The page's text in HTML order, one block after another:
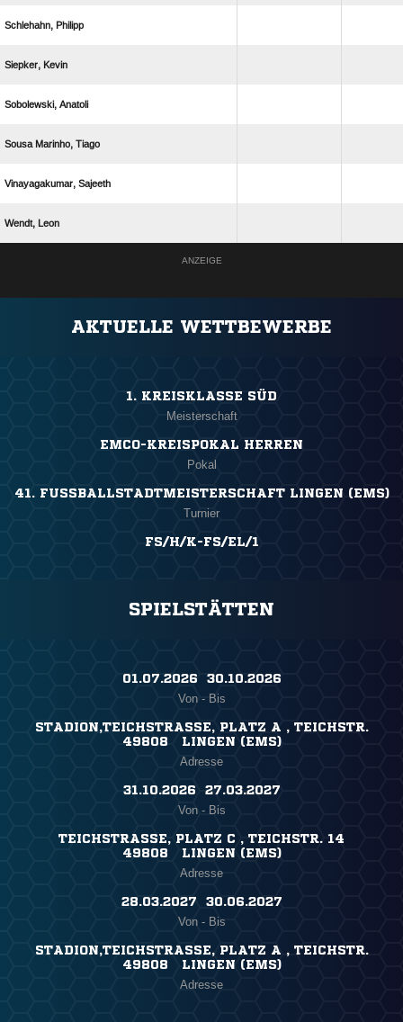
 
 
 
  
 
 
ANZEIGE
AKTUELLE WETTBEWERBE
1. KREISKLASSE SÜD
Meisterschaft
EMCO-KREISPOKAL HERREN
Pokal
41. FUSSBALLSTADTMEISTERSCHAFT LINGEN (EMS)
Turnier
FS/H/K-FS/EL/1
SPIELSTÄTTEN
01.07.2026 ​ 30.10.2026
Von - Bis
STADION,TEICHSTRASSE, PLATZ A , TEICHSTR.
49808 LINGEN (EMS)
Adresse
31.10.2026 ​ 27.03.2027
Von - Bis
TEICHSTRASSE, PLATZ C , TEICHSTR. 14
49808 LINGEN (EMS)
Adresse
28.03.2027 ​ 30.06.2027
Von - Bis
STADION,TEICHSTRASSE, PLATZ A , TEICHSTR.
49808 LINGEN (EMS)
Adresse